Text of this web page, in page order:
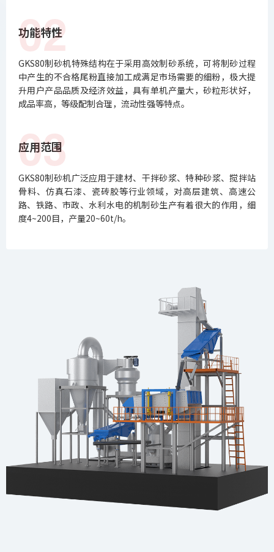
02
功能特性
GKS80制砂机特殊结构在于采用高效制砂系统，可将制砂过程
中产生的不合格尾粉直接加工成满足市场需要的细粉，极大提
升用户产品品质及经济效益，具有单机产量大，砂粒形状好，
成品率高，等级配制合理，流动性强等特点。
03
应用范围
GKS80制砂机广泛应用于建材、干拌砂浆、特种砂浆、搅拌站
骨料、仿真石漆、瓷砖胶等行业领域，对高层建筑、高速公
路、铁路、市政、水利水电的机制砂生产有着很大的作用，细
度4~200目，产量20~60t/h。